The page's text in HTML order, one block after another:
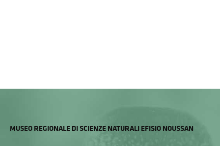
MUSEO REGIONALE DI SCIENZE NATURALI EFISIO NOUSSAN